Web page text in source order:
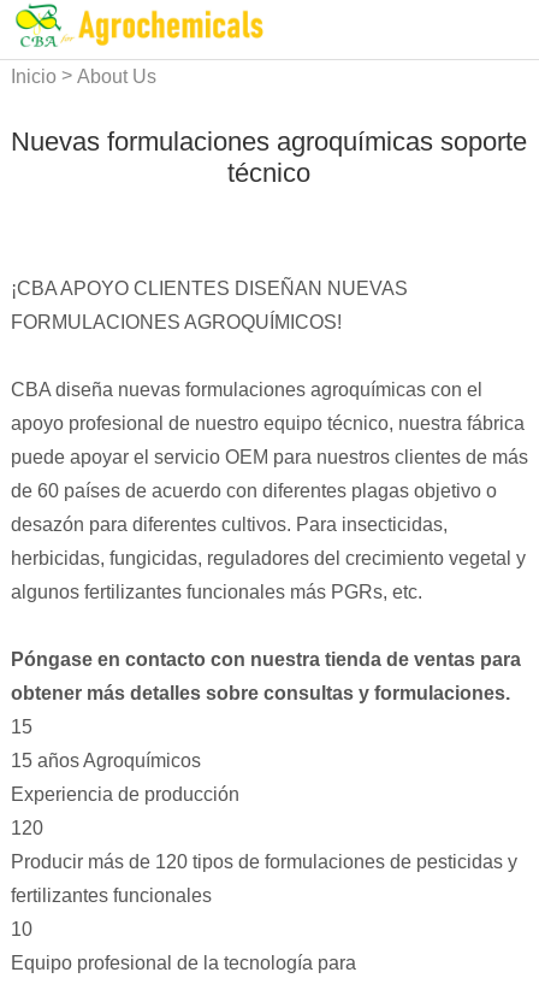
Inicio> About Us
Nuevas formulaciones agroquímicas soporte
técnico
¡CBA APOYO CLIENTES DISEÑAN NUEVAS
FORMULACIONES AGROQUÍMICOS!
CBA diseña nuevas formulaciones agroquímicas con el
apoyo profesional de nuestro equipo técnico, nuestra fábrica
puede apoyar el servicio OEM para nuestros clientes de más
de 60 países de acuerdo con diferentes plagas objetivo o
desazón para diferentes cultivos. Para insecticidas,
herbicidas, fungicidas, reguladores del crecimiento vegetal y
algunos fertilizantes funcionales más PGRs, etc.
Póngase en contacto con nuestra tienda de ventas para
obtener más detalles sobre consultas y formulaciones.
15
15 años Agroquímicos
Experiencia de producción
120
Producir más de 120 tipos de formulaciones de pesticidas y
fertilizantes funcionales
10
Equipo profesional de la tecnología para